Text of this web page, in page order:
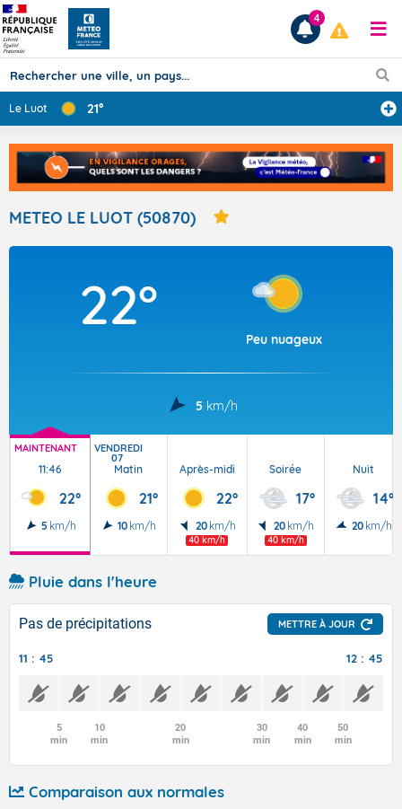
Prévisions
TOUS LES RÉSULTATS
Articles
4
Le Luot 21°
METEO LE LUOT (50870)
22°
Peu nuageux
5 km/h
MAINTENANT
11:46
22°
5 km/h
VENDREDI
07
Matin
21°
10 km/h
Après-midi
22°
20 km/h
40 km/h
Soirée
17°
20 km/h
40 km/h
Nuit
14°
20 km/h
Pluie dans l'heure
Pas de précipitations METTRE À JOUR
11 : 45 12 : 45
5
min
10
min
20
min
30
min
40
min
50
min
Comparaison aux normales